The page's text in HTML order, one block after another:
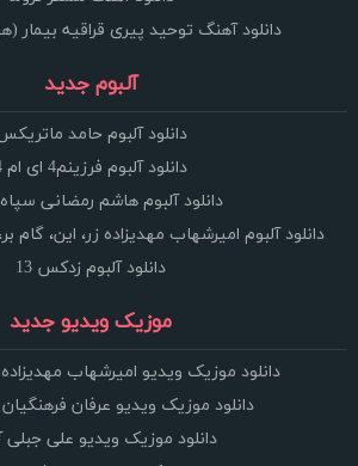
دانلود آهنگ توحید پیری قراقیه
آلبوم جدید
دانلود آلبوم حامد
دانلود آلبوم فرزینم4 ای ام 4
دانلود آلبوم هاشم رمضانی
دانلود آلبوم امیرشهاب مهدیزاده زر، این،
دانلود آلبوم زدکس 13
موزیک ویدیو جدید
دانلود موزیک ویدیو امیرشهاب
دانلود موزیک ویدیو عرفان
دانلود موزیک ویدیو علی جبلی